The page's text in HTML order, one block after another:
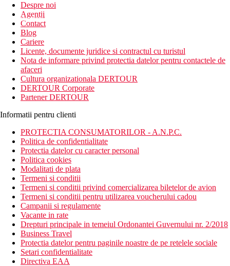
newsletter!
Despre noi
Agentii
Contact
Blog
Cariere
Licente, documente juridice si contractul cu turistul
Nota de informare privind protectia datelor pentru contactele de
afaceri
Cultura organizationala DERTOUR
DERTOUR Corporate
Partener DERTOUR
Informatii pentru clienti
PROTECTIA CONSUMATORILOR - A.N.P.C.
Politica de confidentialitate
Protectia datelor cu caracter personal
Politica cookies
Modalitati de plata
Termeni si conditii
Termeni si conditii privind comercializarea biletelor de avion
Termeni si conditii pentru utilizarea voucherului cadou
Campanii si regulamente
Vacante in rate
Drepturi principale in temeiul Ordonantei Guvernului nr. 2/2018
Business Travel
Protectia datelor pentru paginile noastre de pe retelele sociale
Setari confidentialitate
Directiva EAA